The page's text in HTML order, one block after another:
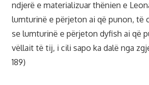
ndjerë e materializuar thënien e
lumturinë e përjeton ai që punon, të
se lumturinë e përjeton dyfish ai që
vëllait të tij, i cili sapo ka dalë nga
189)